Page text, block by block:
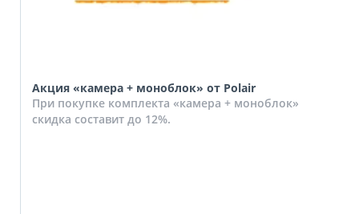
Акция «камера + моноблок» от Polair
При покупке комплекта «камера + моноблок»
скидка составит до 12%.